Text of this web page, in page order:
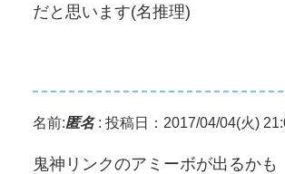
だと思います(名推理)
名前:匿名: 投稿日：2017/04/04(火)
鬼神リンクのアミーボが出るかも